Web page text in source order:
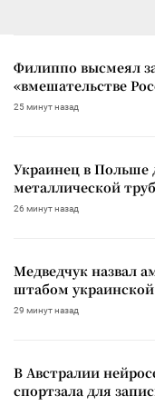
Филиппо высмеял
«вмешательстве
25 минут назад
Украинец в Польше
металлической
26 минут назад
Медведчук назвал
штабом
29 минут назад
В Австралии
спортзала для